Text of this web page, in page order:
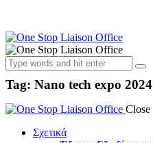
Tag: Nano tech expo 2024
Close
Σχετικά